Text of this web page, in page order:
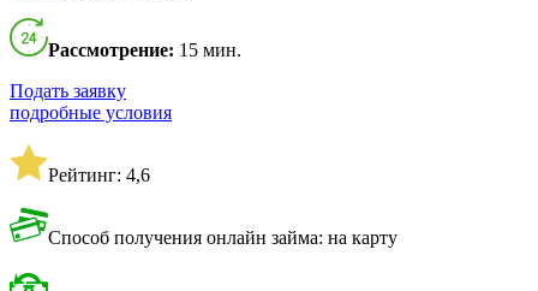
Рассмотрение: 15 мин.
Подать заявку
подробные условия
Рейтинг: 4,6
Способ получения онлайн займа: на карту